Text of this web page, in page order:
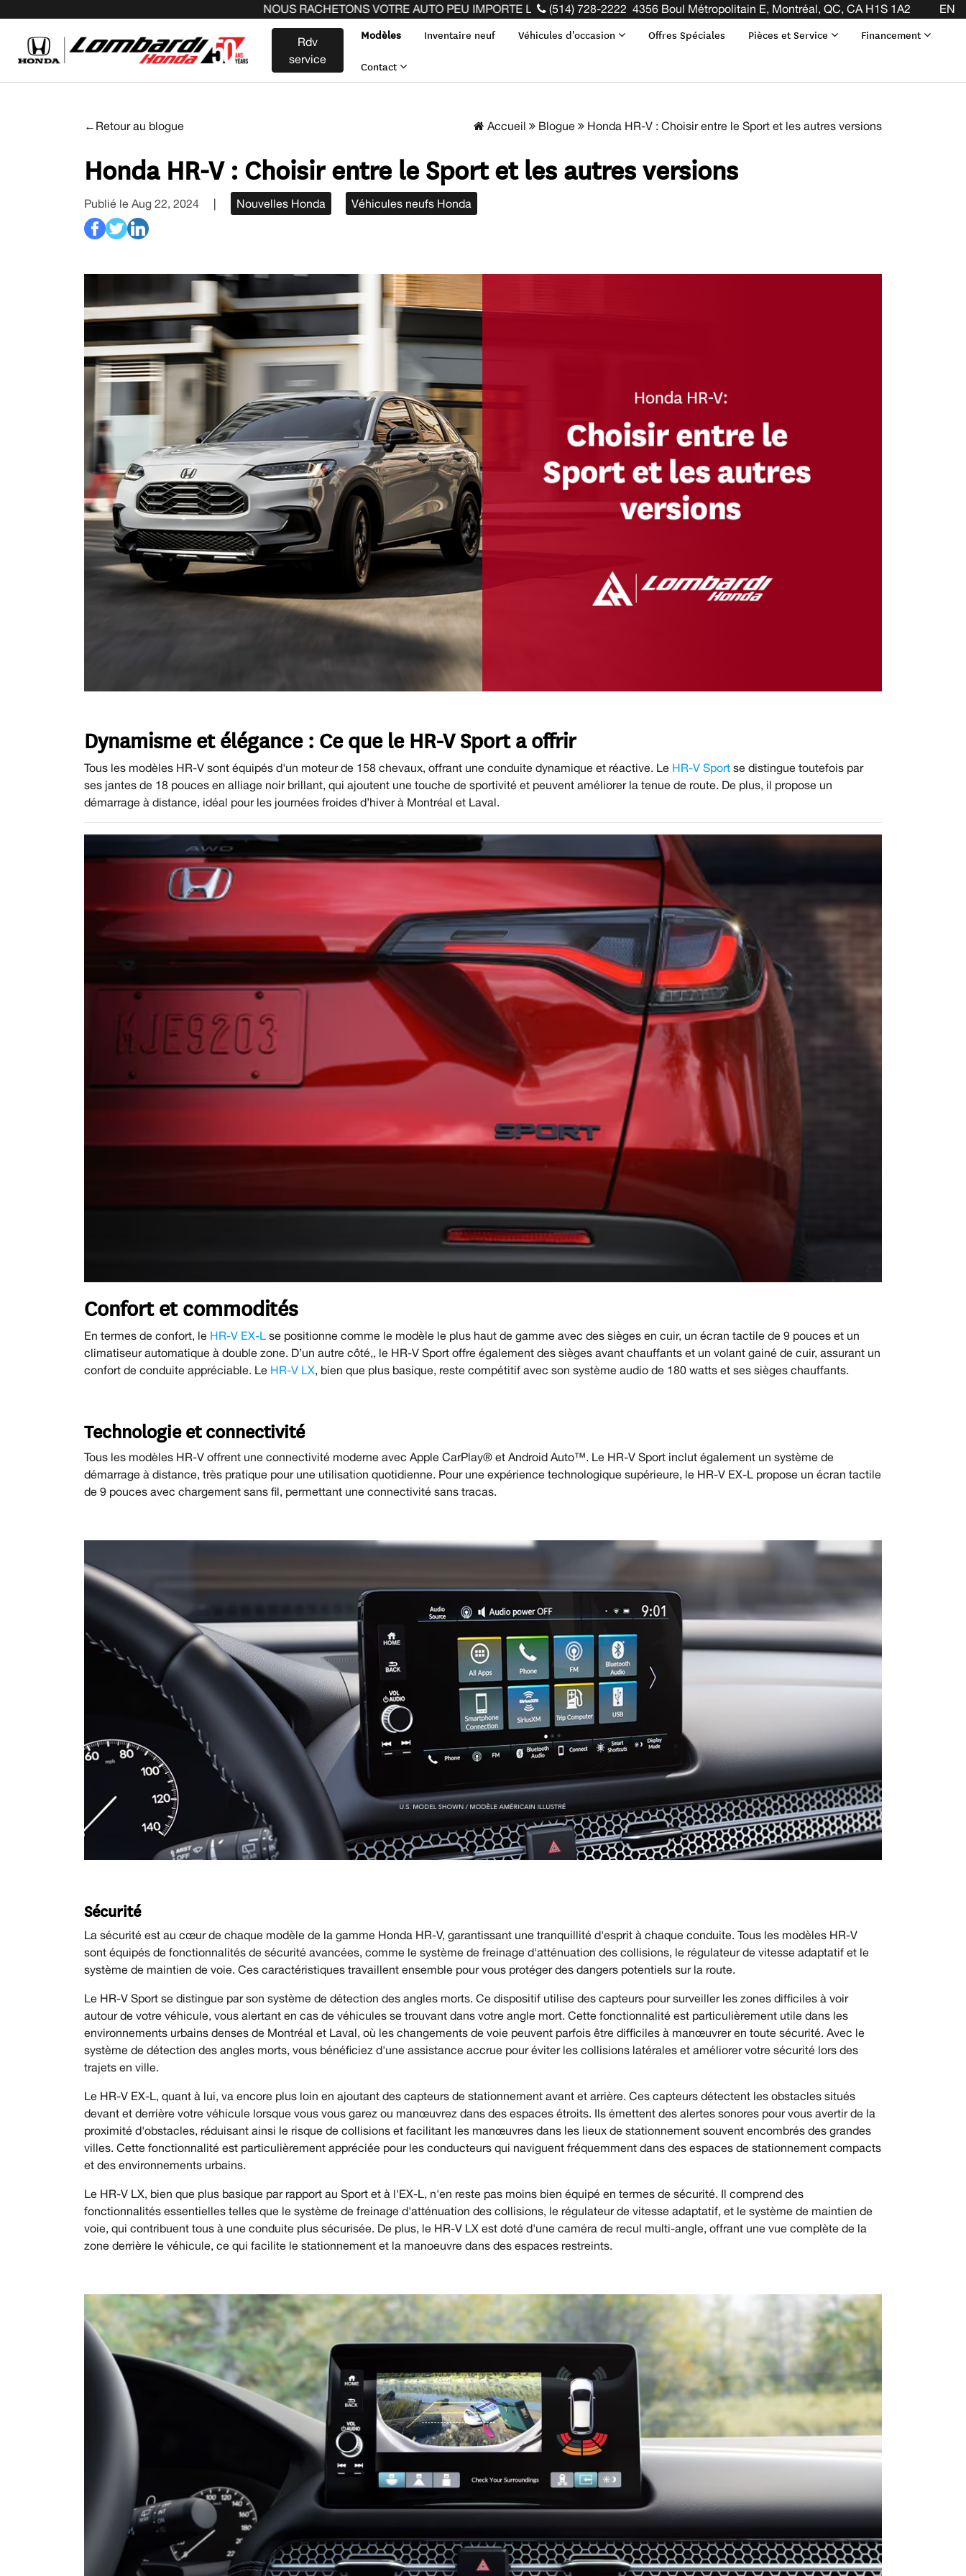
NOUS RACHETONS VOTRE AUTO PEU IMPORTE LA MARQUE AVANT LA FIN DE VOTRE BAIL ! CLIQUEZ ICI
(514) 728-2222 4356 Boul Métropolitain E, Montréal, QC, CA H1S 1A2 EN
Rdv
service
Modèles Inventaire neuf Véhicules d'occasion Offres Spéciales Pièces et Service Financement
Contact
←Retour au blogue Accueil Blogue Honda HR-V : Choisir entre le Sport et les autres versions
Honda HR-V : Choisir entre le Sport et les autres versions
Publié le Aug 22, 2024 | Nouvelles Honda Véhicules neufs Honda
Dynamisme et élégance : Ce que le HR-V Sport a offrir
Tous les modèles HR-V sont équipés d'un moteur de 158 chevaux, offrant une conduite dynamique et réactive. Le HR-V Sport se distingue toutefois par
ses jantes de 18 pouces en alliage noir brillant, qui ajoutent une touche de sportivité et peuvent améliorer la tenue de route. De plus, il propose un
démarrage à distance, idéal pour les journées froides d’hiver à Montréal et Laval.
Confort et commodités
En termes de confort, le HR-V EX-L se positionne comme le modèle le plus haut de gamme avec des sièges en cuir, un écran tactile de 9 pouces et un
climatiseur automatique à double zone. D’un autre côté,, le HR-V Sport offre également des sièges avant chauffants et un volant gainé de cuir, assurant un
confort de conduite appréciable. Le HR-V LX, bien que plus basique, reste compétitif avec son système audio de 180 watts et ses sièges chauffants.
Technologie et connectivité
Tous les modèles HR-V offrent une connectivité moderne avec Apple CarPlay® et Android Auto™. Le HR-V Sport inclut également un système de
démarrage à distance, très pratique pour une utilisation quotidienne. Pour une expérience technologique supérieure, le HR-V EX-L propose un écran tactile
de 9 pouces avec chargement sans fil, permettant une connectivité sans tracas.
Sécurité
La sécurité est au cœur de chaque modèle de la gamme Honda HR-V, garantissant une tranquillité d'esprit à chaque conduite. Tous les modèles HR-V
sont équipés de fonctionnalités de sécurité avancées, comme le système de freinage d'atténuation des collisions, le régulateur de vitesse adaptatif et le
système de maintien de voie. Ces caractéristiques travaillent ensemble pour vous protéger des dangers potentiels sur la route.
Le HR-V Sport se distingue par son système de détection des angles morts. Ce dispositif utilise des capteurs pour surveiller les zones difficiles à voir
autour de votre véhicule, vous alertant en cas de véhicules se trouvant dans votre angle mort. Cette fonctionnalité est particulièrement utile dans les
environnements urbains denses de Montréal et Laval, où les changements de voie peuvent parfois être difficiles à manœuvrer en toute sécurité. Avec le
système de détection des angles morts, vous bénéficiez d'une assistance accrue pour éviter les collisions latérales et améliorer votre sécurité lors des
trajets en ville.
Le HR-V EX-L, quant à lui, va encore plus loin en ajoutant des capteurs de stationnement avant et arrière. Ces capteurs détectent les obstacles situés
devant et derrière votre véhicule lorsque vous vous garez ou manœuvrez dans des espaces étroits. Ils émettent des alertes sonores pour vous avertir de la
proximité d'obstacles, réduisant ainsi le risque de collisions et facilitant les manœuvres dans les lieux de stationnement souvent encombrés des grandes
villes. Cette fonctionnalité est particulièrement appréciée pour les conducteurs qui naviguent fréquemment dans des espaces de stationnement compacts
et des environnements urbains.
Le HR-V LX, bien que plus basique par rapport au Sport et à l'EX-L, n'en reste pas moins bien équipé en termes de sécurité. Il comprend des
fonctionnalités essentielles telles que le système de freinage d'atténuation des collisions, le régulateur de vitesse adaptatif, et le système de maintien de
voie, qui contribuent tous à une conduite plus sécurisée. De plus, le HR-V LX est doté d'une caméra de recul multi-angle, offrant une vue complète de la
zone derrière le véhicule, ce qui facilite le stationnement et la manoeuvre dans des espaces restreints.